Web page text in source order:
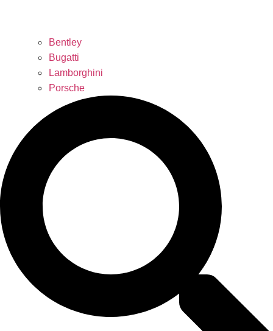
Bentley
Bugatti
Lamborghini
Porsche